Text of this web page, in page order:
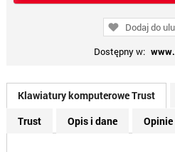
Dodaj do
Dostępny w:
Klawiatury komputerowe Trust
Trust
Opis i dane Opinie